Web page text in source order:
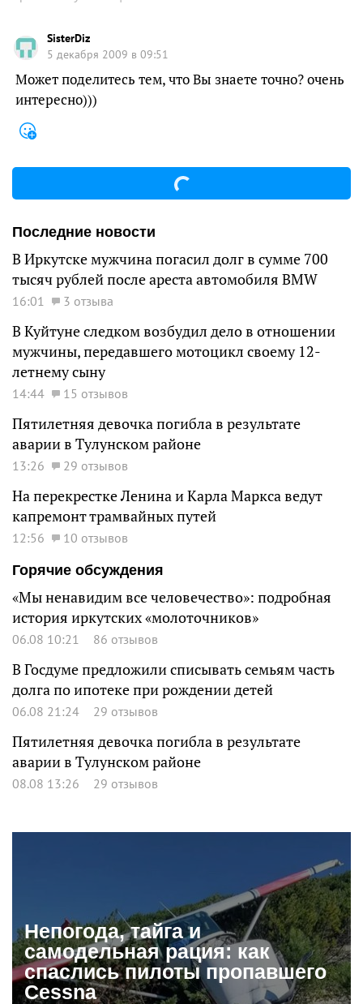
SisterDiz
5 декабря 2009 в 09:51
Может поделитесь тем, что Вы знаете точно? очень
интересно)))
Последние новости
В Иркутске мужчина погасил долг в сумме 700
тысяч рублей после ареста автомобиля BMW
16:01 3 отзыва
В Куйтуне следком возбудил дело в отношении
мужчины, передавшего мотоцикл своему 12-
летнему сыну
14:44 15 отзывов
Пятилетняя девочка погибла в результате
аварии в Тулунском районе
13:26 29 отзывов
На перекрестке Ленина и Карла Маркса ведут
капремонт трамвайных путей
12:56
10 отзывов
Горячие обсуждения
«Мы ненавидим все человечество»: подробная
история иркутских «молоточников»
06.08 10:21 86 отзывов
В Госдуме предложили списывать семьям часть
долга по ипотеке при рождении детей
06.08 21:24 29 отзывов
Пятилетняя девочка погибла в результате
аварии в Тулунском районе
08.08 13:26 29 отзывов
Непогода, тайга и
самодельная рация: как
спаслись пилоты пропавшего
Cessna